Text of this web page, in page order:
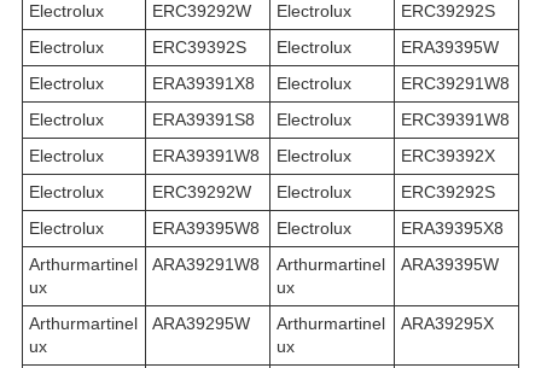
Electrolux
ERC39292W Electrolux
ERC39292S
Electrolux
ERC39392S Electrolux
ERA39395W
Electrolux
ERA39391X8 Electrolux
ERC39291W8
Electrolux
ERA39391S8 Electrolux
ERC39391W8
Electrolux
ERA39391W8 Electrolux
ERC39392X
Electrolux
ERC39292W Electrolux
ERC39292S
Electrolux
ERA39395W8 Electrolux
ERA39395X8
Arthurmartinel
ux
ARA39291W8
Arthurmartinel
ux
ARA39395W
Arthurmartinel
ux
ARA39295W
Arthurmartinel
ux
ARA39295X